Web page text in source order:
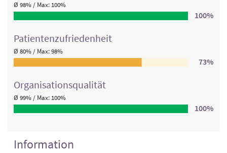
Ø 98% / Max: 100%
100%
Patienten­zufriedenheit
Ø 80% / Max: 98%
73%
Organisations­qualität
Ø 99% / Max: 100%
100%
Information